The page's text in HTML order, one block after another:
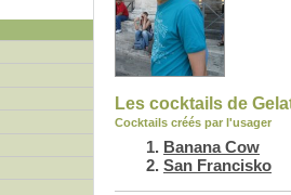
Les cocktails de
Cocktails créés par l'usager
Banana Cow
San Francisko